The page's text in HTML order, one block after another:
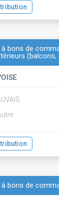
bons de
bons de